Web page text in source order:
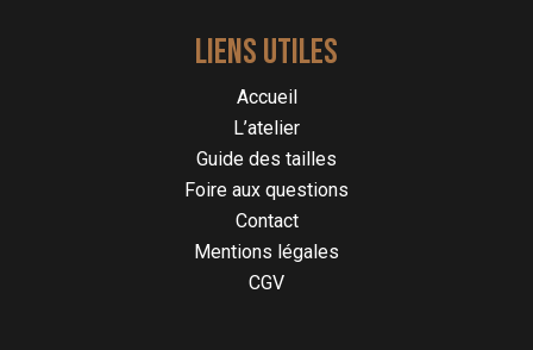
LIENS UTILES
Accueil
L’atelier
Guide des tailles
Foire aux questions
Contact
Mentions légales
CGV